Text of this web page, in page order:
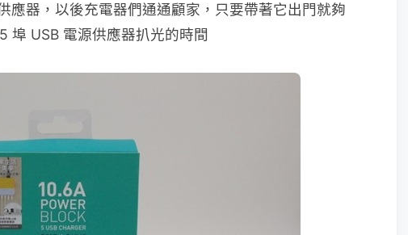
應器，以後充電器們通通顧家，只要帶著它出門就夠
埠 USB 電源供應器扒光的時間